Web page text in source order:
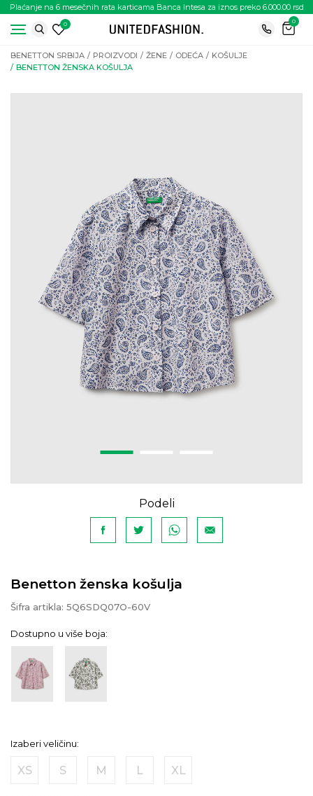
Plaćanje na 6 mesečnih rata karticama Banca Intesa za iznos preko 6.000.00 rsd
0
0
BENETTON SRBIJA PROIZVODI ŽENE ODEĆA
KOŠULJE
BENETTON ŽENSKA KOŠULJA
Podeli
Benetton ženska košulja
Šifra artikla: 5Q6SDQ07O-60V
Dostupno u više boja:
Izaberi veličinu:
XS S M L XL